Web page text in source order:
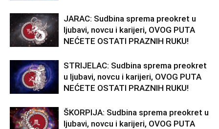
JARAC: Sudbina sprema preokret u
ljubavi, novcu i karijeri, OVOG PUTA
NEĆETE OSTATI PRAZNIH RUKU!
STRIJELAC: Sudbina sprema preokret
u ljubavi, novcu i karijeri, OVOG PUTA
NEĆETE OSTATI PRAZNIH RUKU!
ŠKORPIJA: Sudbina sprema preokret u
ljubavi, novcu i karijeri, OVOG PUTA